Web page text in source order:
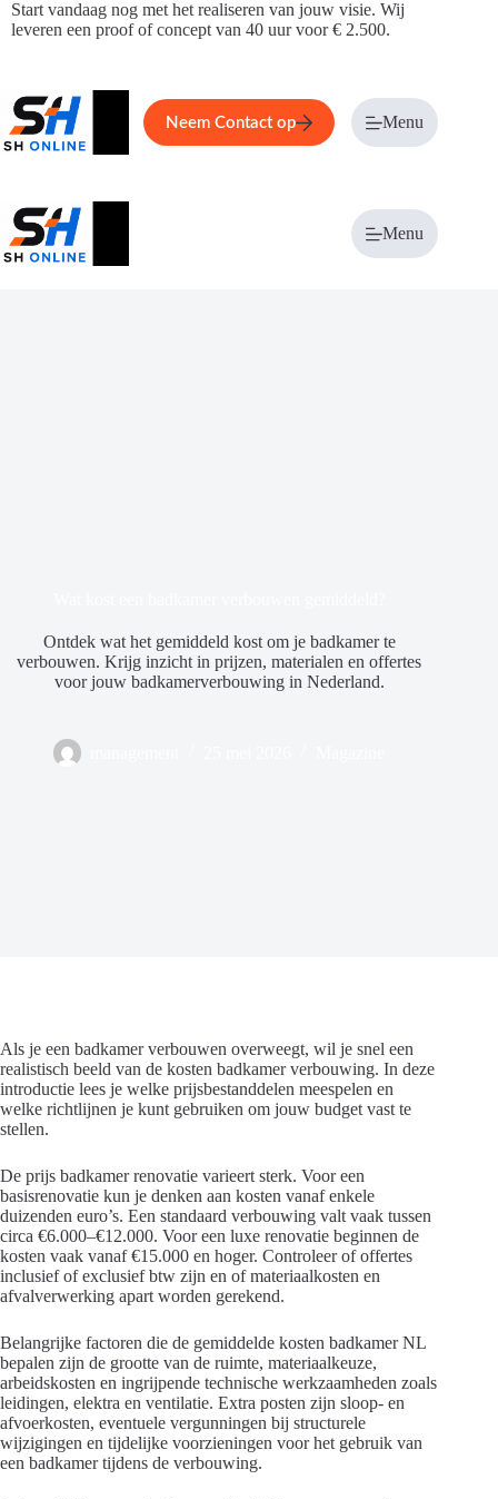
Ga
naar
Start vandaag nog met het realiseren van jouw visie. Wij
leveren een proof of concept van 40 uur voor € 2.500.
Home Service Over ons
Neem Contact op Menu
Menu
Ontdek wat het gemiddeld kost om je badkamer te
verbouwen. Krijg inzicht in prijzen, materialen en offertes
voor jouw badkamerverbouwing in Nederland.
Als je een badkamer verbouwen overweegt, wil je snel een
realistisch beeld van de kosten badkamer verbouwing. In deze
introductie lees je welke prijsbestanddelen meespelen en
welke richtlijnen je kunt gebruiken om jouw budget vast te
stellen.
De prijs badkamer renovatie varieert sterk. Voor een
basisrenovatie kun je denken aan kosten vanaf enkele
duizenden euro’s. Een standaard verbouwing valt vaak tussen
circa €6.000–€12.000. Voor een luxe renovatie beginnen de
kosten vaak vanaf €15.000 en hoger. Controleer of offertes
inclusief of exclusief btw zijn en of materiaalkosten en
afvalverwerking apart worden gerekend.
Belangrijke factoren die de gemiddelde kosten badkamer NL
bepalen zijn de grootte van de ruimte, materiaalkeuze,
arbeidskosten en ingrijpende technische werkzaamheden zoals
leidingen, elektra en ventilatie. Extra posten zijn sloop- en
afvoerkosten, eventuele vergunningen bij structurele
wijzigingen en tijdelijke voorzieningen voor het gebruik van
een badkamer tijdens de verbouwing.